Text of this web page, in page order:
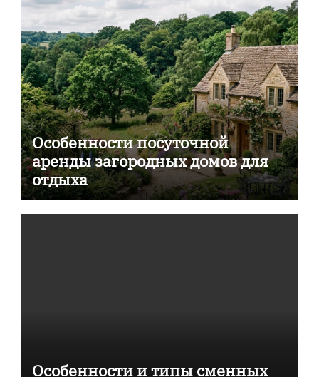
Особенности посуточной
аренды загородных домов для
отдыха
Особенности и типы сменных